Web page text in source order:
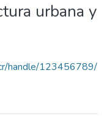
urbana y
handle/123456789/